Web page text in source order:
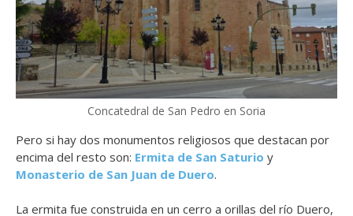
Concatedral de San Pedro en Soria
Pero si hay dos monumentos religiosos que destacan por
encima del resto son: Ermita de San Saturio y
Monasterio de San Juan de Duero.
La ermita fue construida en un cerro a orillas del río Duero,